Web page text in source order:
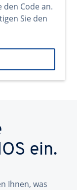
den Code an.
Sie den
ein.
Ihnen, was